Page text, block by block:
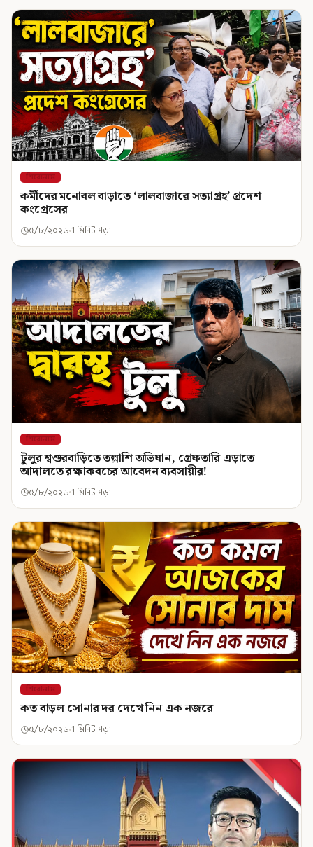
শিরোনাম
কর্মীদের মনোবল বাড়াতে ‘লালবাজারে সত্যাগ্রহ’ প্রদেশ
কংগ্রেসের
৫/৮/২০২৬ 1 মিনিট পড়া
শিরোনাম
টুলুর শ্বশুরবাড়িতে তল্লাশি অভিযান, গ্রেফতারি এড়াতে
আদালতে রক্ষাকবচের আবেদন ব্যবসায়ীর!
৫/৮/২০২৬ 1 মিনিট পড়া
শিরোনাম
কত বাড়ল সোনার দর দেখে নিন এক নজরে
৫/৮/২০২৬ 1 মিনিট পড়া